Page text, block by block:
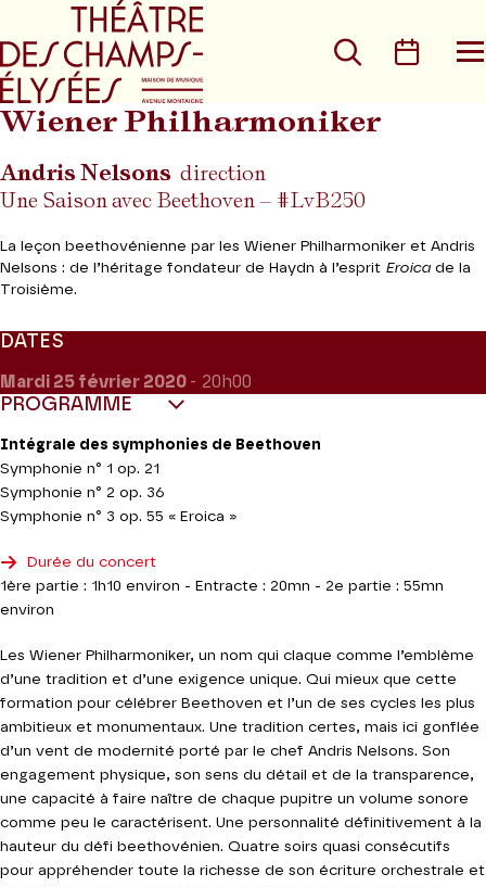
Aller au menu principal
Rechercher
Wiener Philharmoniker
Andris Nelsons direction
Une Saison avec Beethoven – #LvB250
La leçon beethovénienne par les Wiener Philharmoniker et Andris
Nelsons : de l’héritage fondateur de Haydn à l’esprit Eroica de la
Troisième.
DATES
Mardi 25 février 2020 - 20h00
PROGRAMME
Intégrale des symphonies de Beethoven
Symphonie n° 1 op. 21
Symphonie n° 2 op. 36
Symphonie n° 3 op. 55 « Eroica »
Durée du concert
1ère partie : 1h10 environ - Entracte : 20mn - 2e partie : 55mn
environ
Les Wiener Philharmoniker, un nom qui claque comme l’emblème
d’une tradition et d’une exigence unique. Qui mieux que cette
formation pour célébrer Beethoven et l’un de ses cycles les plus
ambitieux et monumentaux. Une tradition certes, mais ici gonflée
d’un vent de modernité porté par le chef Andris Nelsons. Son
engagement physique, son sens du détail et de la transparence,
une capacité à faire naître de chaque pupitre un volume sonore
comme peu le caractérisent. Une personnalité définitivement à la
hauteur du défi beethovénien. Quatre soirs quasi consécutifs
pour appréhender toute la richesse de son écriture orchestrale et